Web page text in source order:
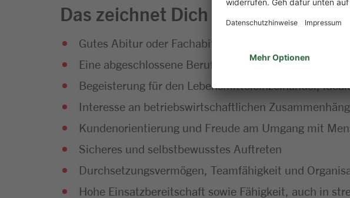
Das zeichnet Dich aus
Gutes Abitur oder Fachabitur
Eine abgeschlossene Berufsausbildung zum
Begeisterung für den Lebensmitteleinzelhandel,
Interesse an betriebswirtschaftlichen
Kundenorientierung und Freude am Umgang mit
Sicheres und selbstbewusstes Auftreten
Durchsetzungsvermögen, Teamfähigkeit und
Hohe Einsatzbereitschaft sowie Fähigkeit, auch in